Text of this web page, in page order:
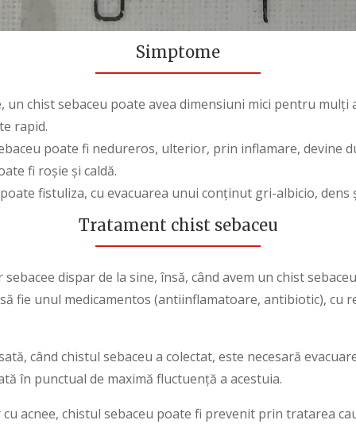
Simptome
un chist sebaceu poate avea dimensiuni mici pentru mulți
rapid.
poate fi nedureros, ulterior, prin inflamare, devine
fi roșie și caldă.
fistuliza, cu evacuarea unui conținut gri-albicio,
Tratament chist sebaceu
dispar de la sine, însă, când avem un chist
fie unul medicamentos (antiinflamatoare, antibiotic), cu
când chistul sebaceu a colectat, este necesară
în punctual de maximă fluctuență a acestuia.
acnee, chistul sebaceu poate fi prevenit prin tratarea